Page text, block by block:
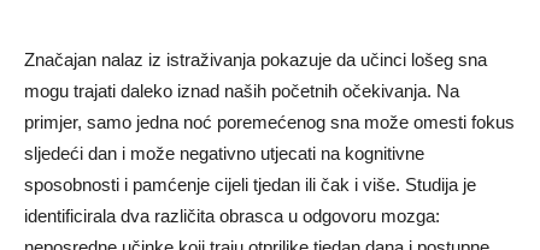
Značajan nalaz iz istraživanja pokazuje da učinci lošeg sna
mogu trajati daleko iznad naših početnih očekivanja. Na
primjer, samo jedna noć poremećenog sna može omesti fokus
sljedeći dan i može negativno utjecati na kognitivne
sposobnosti i pamćenje cijeli tjedan ili čak i više. Studija je
identificirala dva različita obrasca u odgovoru mozga: